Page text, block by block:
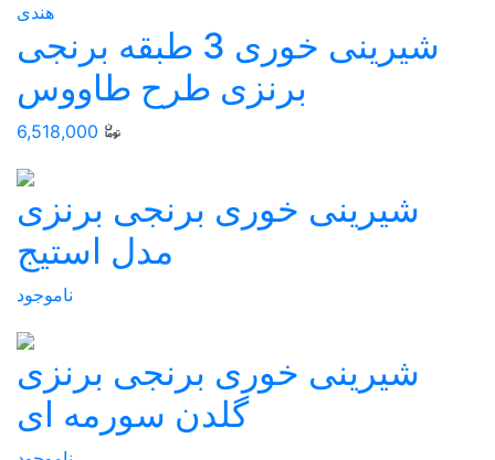
هندی
شیرینی خوری 3 طبقه برنجی
برنزی طرح طاووس
6,518,000
شيرينی خوری برنجی برنزی
مدل استيج
ناموجود
شيرينی خوری برنجی برنزی
گلدن سورمه ای